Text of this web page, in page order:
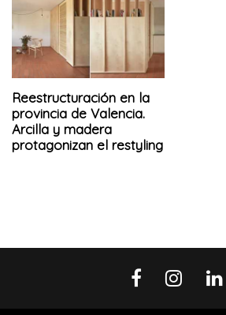
Reestructuración en la
provincia de Valencia.
Arcilla y madera
protagonizan el restyling